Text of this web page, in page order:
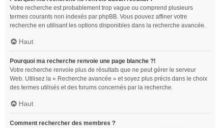
Votre recherche est probablement trop vague ou comprend plusieurs
termes courants non indexés par phpBB. Vous pouvez affiner votre
recherche en utilisant les options disponibles dans la recherche avancée.
Haut
Pourquoi ma recherche renvoie une page blanche ?!
Votre recherche renvoie plus de résultats que ne peut gérer le serveur
Web. Utilisez la « Recherche avancée » et soyez plus précis dans le choix
des termes utilisés et des forums concernés par la recherche.
Haut
Comment rechercher des membres ?